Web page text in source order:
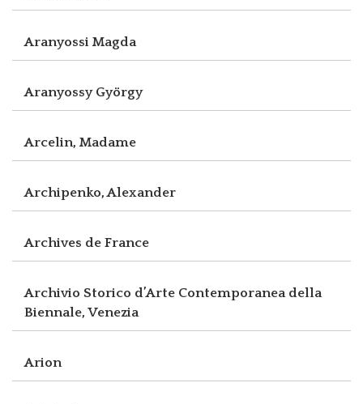
Aranyossi Magda
Aranyossy György
Arcelin, Madame
Archipenko, Alexander
Archives de France
Archivio Storico d’Arte Contemporanea della
Biennale, Venezia
Arion